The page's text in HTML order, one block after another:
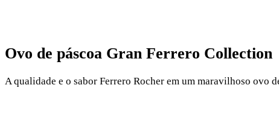
Ovo de páscoa Gran Ferrero Collection
A qualidade e o sabor Ferrero Rocher em um maravilhoso ovo